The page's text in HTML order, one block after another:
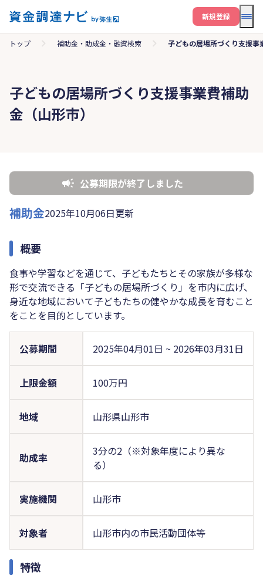
メ
新規登録
トップ 補助金・助成金・融資検索 子どもの居場所づくり支援事
子どもの居場所づくり支援事業費補助
金（山形市）
公募期限が終了しました
補助金2025年10月06日更新
概要
食事や学習などを通じて、子どもたちとその家族が多様な
形で交流できる「子どもの居場所づくり」を市内に広げ、
身近な地域において子どもたちの健やかな成長を育むこと
をことを目的としています。
公募期間 2025年04月01日 ~ 2026年03月31日
上限金額 100万円
地域 山形県山形市
助成率
3分の2（※対象年度により異な
る）
実施機関 山形市
対象者 山形市内の市民活動団体等
特徴